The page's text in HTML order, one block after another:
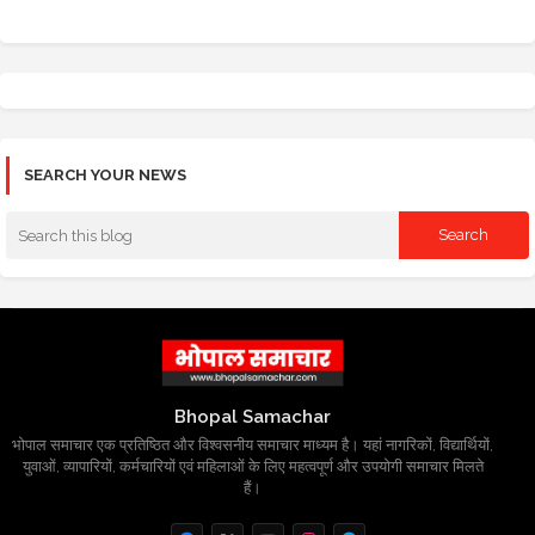
SEARCH YOUR NEWS
Bhopal Samachar
भोपाल समाचार एक प्रतिष्ठित और विश्वसनीय समाचार माध्यम है। यहां नागरिकों, विद्यार्थियों,
युवाओं, व्यापारियों, कर्मचारियों एवं महिलाओं के लिए महत्वपूर्ण और उपयोगी समाचार मिलते
हैं।